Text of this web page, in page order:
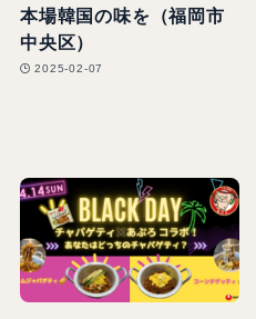
本場韓国の味を（福岡市
中央区）
2025-02-07